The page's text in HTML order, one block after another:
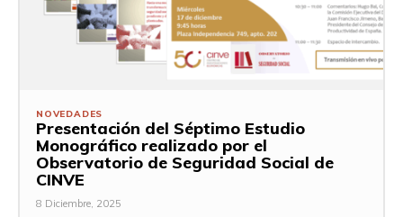
NOVEDADES
Presentación del Séptimo Estudio
Monográfico realizado por el
Observatorio de Seguridad Social de
CINVE
8 Diciembre, 2025